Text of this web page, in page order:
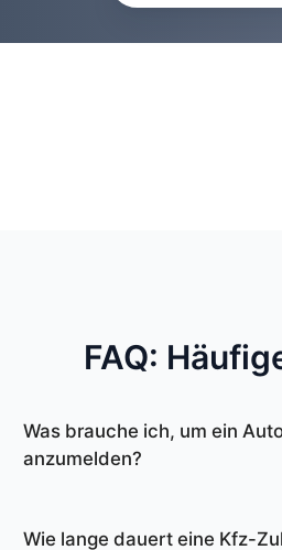
FAQ:
Was brauche ich, um ein
anzumelden?
Wie lange dauert eine Kfz-